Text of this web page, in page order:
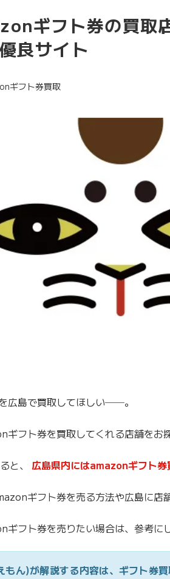
ギフト券の買取
良サイト
ギフト券買取
広島で買取してほしい──。
ギフト券を買取してくれる店舗をお
と、 広島県内にはamazonギフト券
ギフト券を売る方法や広島に店
ギフト券を売りたい場合は、参考に
もん)が解説する内容は、ギフト券